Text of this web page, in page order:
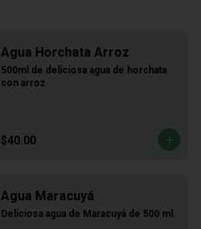
Agua Horchata Arroz
500ml de deliciosa agua de horchata
con arroz
$40.00
Agua Maracuyá
Deliciosa agua de Maracuyá de 500 ml.